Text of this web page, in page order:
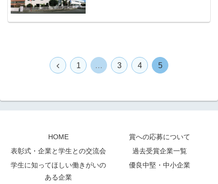
前
1 … 3 4 5
HOME
賞への応募について
表彰式・企業と学生との交流会
過去受賞企業一覧
学生に知ってほしい働きがいの
ある企業
優良中堅・中小企業